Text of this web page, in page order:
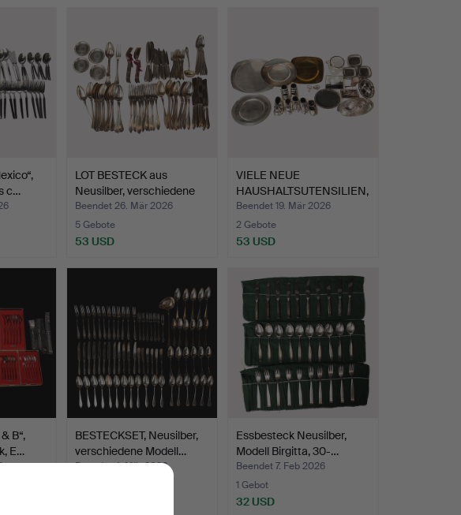
c…
LOT BESTECK aus
Neusilber, verschiedene
Mo…
Beendet 26. Mär 2026
5 Gebote
53 USD
VIELE NEUE
HAUSHALTSUTENSILIEN,
wie Eisküb…
Beendet 19. Mär 2026
2 Gebote
53 USD
B“,
E…
BESTECKSET, Neusilber,
verschiedene Modell…
Beendet 4. Mär 2026
Essbesteck Neusilber,
Modell Birgitta, 30-…
Beendet 7. Feb 2026
1 Gebot
32 USD